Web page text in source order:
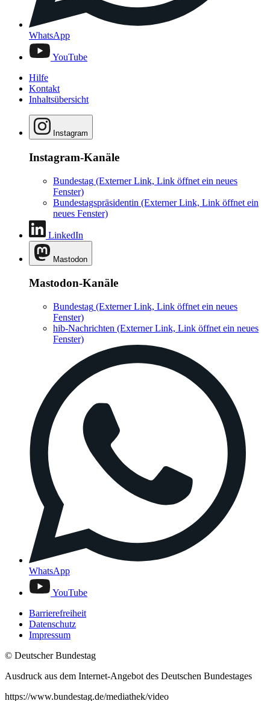
WhatsApp
YouTube
Hilfe
Kontakt
Inhaltsübersicht
Instagram
Instagram-Kanäle
Bundestag (Externer Link, Link öffnet ein neues
Fenster)
Bundestagspräsidentin (Externer Link, Link öffnet ein
neues Fenster)
LinkedIn
Mastodon
Mastodon-Kanäle
Bundestag (Externer Link, Link öffnet ein neues
Fenster)
hib-Nachrichten (Externer Link, Link öffnet ein neues
Fenster)
WhatsApp
YouTube
Barrierefreiheit
Datenschutz
Impressum
© Deutscher Bundestag
Ausdruck aus dem Internet-Angebot des Deutschen Bundestages
https://www.bundestag.de/mediathek/video